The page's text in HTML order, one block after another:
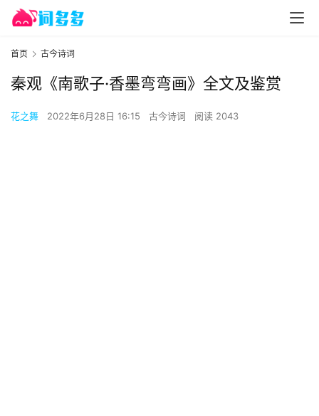
首页 古今诗词
秦观《南歌子·香墨弯弯画》全文及鉴赏
花之舞 2022年6月28日 16:15 古今诗词 阅读 2043